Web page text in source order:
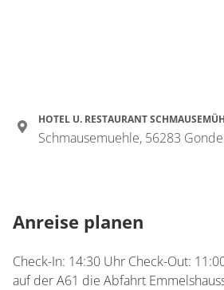
HOTEL U. RESTAURANT
Schmausemuehle, 56283
Anreise planen
Check-In: 14:30 Uhr Check-Out:
auf der A61 die Abfahrt